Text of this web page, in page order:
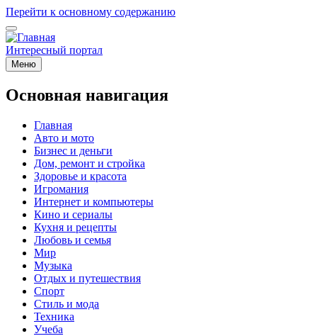
Перейти к основному содержанию
Интересный портал
Меню
Основная навигация
Главная
Авто и мото
Бизнес и деньги
Дом, ремонт и стройка
Здоровье и красота
Игромания
Интернет и компьютеры
Кино и сериалы
Кухня и рецепты
Любовь и семья
Мир
Музыка
Отдых и путешествия
Спорт
Стиль и мода
Техника
Учеба